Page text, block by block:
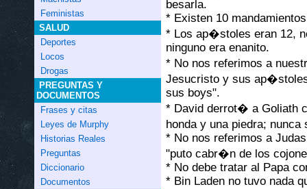
Feministas
SALUD
Deportes
Locos
Drogas
PREGUNTAS Y
DOCUMENTOS
Frases y citas
Leyes de Murphy
Historias Reales
Preguntas
Diccionario
Documentos
besarla.
* Existen 10
* Los ap�stoles eran 12,
ninguno era enanito.
* No nos referimos a
Jesucristo y sus
sus boys".
* David derrot� a Goliath
honda y una piedra;
* No nos referimos a
"puto cabr�n de los
* No debe tratar al Papa
* Bin Laden no tuvo nada